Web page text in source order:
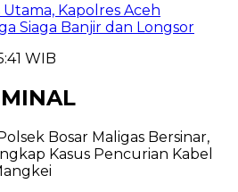
Kapolres Aceh
Siaga Banjir dan Longsor
WIB